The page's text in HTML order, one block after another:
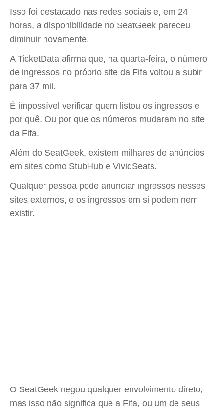
Isso foi destacado nas redes sociais e, em 24
horas, a disponibilidade no SeatGeek pareceu
diminuir novamente.
A TicketData afirma que, na quarta-feira, o número
de ingressos no próprio site da Fifa voltou a subir
para 37 mil.
É impossível verificar quem listou os ingressos e
por quê. Ou por que os números mudaram no site
da Fifa.
Além do SeatGeek, existem milhares de anúncios
em sites como StubHub e VividSeats.
Qualquer pessoa pode anunciar ingressos nesses
sites externos, e os ingressos em si podem nem
existir.
O SeatGeek negou qualquer envolvimento direto,
mas isso não significa que a Fifa, ou um de seus